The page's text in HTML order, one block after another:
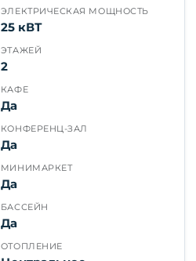
ЭЛЕКТРИЧЕСКАЯ МОЩНОСТЬ
25 кВТ
ЭТАЖЕЙ
2
КАФЕ
Да
КОНФЕРЕНЦ-ЗАЛ
Да
МИНИМАРКЕТ
Да
БАССЕЙН
Да
ОТОПЛЕНИЕ